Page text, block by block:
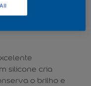
silicone cria
o brilho e